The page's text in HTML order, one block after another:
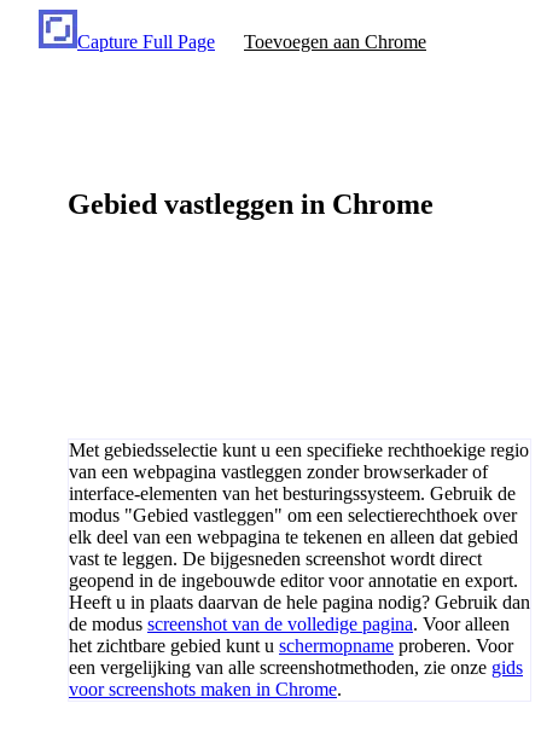
Capture Full Page Toevoegen aan Chrome
Gebied vastleggen in Chrome
Met gebiedsselectie kunt u een specifieke rechthoekige regio
van een webpagina vastleggen zonder browserkader of
interface-elementen van het besturingssysteem. Gebruik de
modus "Gebied vastleggen" om een selectierechthoek over
elk deel van een webpagina te tekenen en alleen dat gebied
vast te leggen. De bijgesneden screenshot wordt direct
geopend in de ingebouwde editor voor annotatie en export.
Heeft u in plaats daarvan de hele pagina nodig? Gebruik dan
de modus screenshot van de volledige pagina. Voor alleen
het zichtbare gebied kunt u schermopname proberen. Voor
een vergelijking van alle screenshotmethoden, zie onze gids
voor screenshots maken in Chrome.